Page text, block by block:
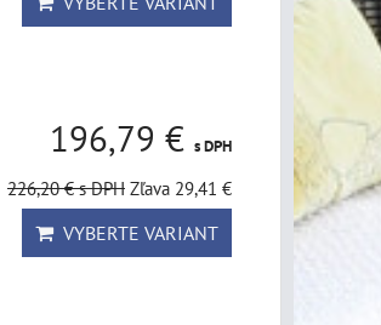
196,79 € s DPH
226,20 €s DPH Zľava 29,41 €
VYBERTE VARIANT